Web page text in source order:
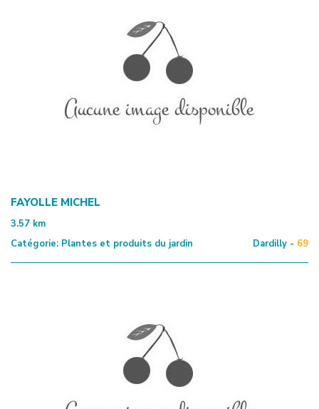
FAYOLLE MICHEL
3.57 km
Catégorie: Plantes et produits du jardin Dardilly - 69